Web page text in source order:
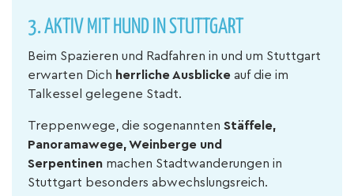
3. AKTIV MIT HUND IN STUTTGART
Beim Spazieren und Radfahren in und um Stuttgart
erwarten Dich herrliche Ausblicke auf die im
Talkessel gelegene Stadt.
Treppenwege, die sogenannten Stäffele,
Panoramawege, Weinberge und
Serpentinen machen Stadtwanderungen in
Stuttgart besonders abwechslungsreich.